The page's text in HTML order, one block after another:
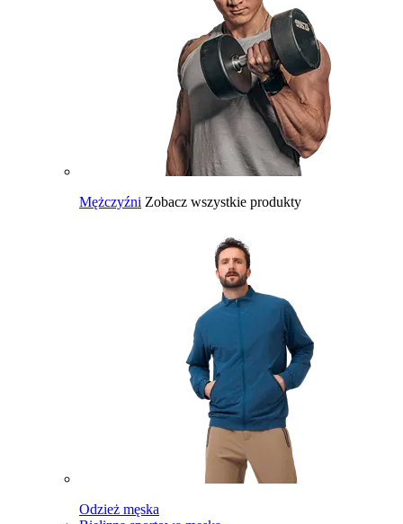
Mężczyźni Zobacz wszystkie produkty
Odzież męska